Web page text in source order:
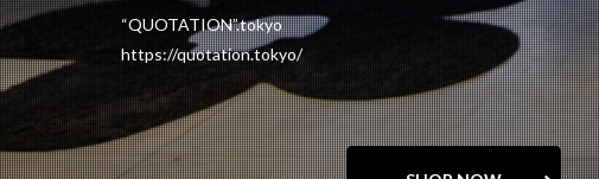
“QUOTATION”.tokyo
https://quotation.tokyo/